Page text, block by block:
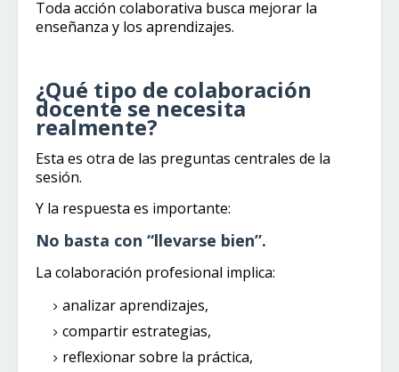
Toda acción colaborativa busca mejorar la
enseñanza y los aprendizajes.
¿Qué tipo de colaboración
docente se necesita
realmente?
Esta es otra de las preguntas centrales de la
sesión.
Y la respuesta es importante:
No basta con “llevarse bien”.
La colaboración profesional implica:
analizar aprendizajes,
compartir estrategias,
reflexionar sobre la práctica,